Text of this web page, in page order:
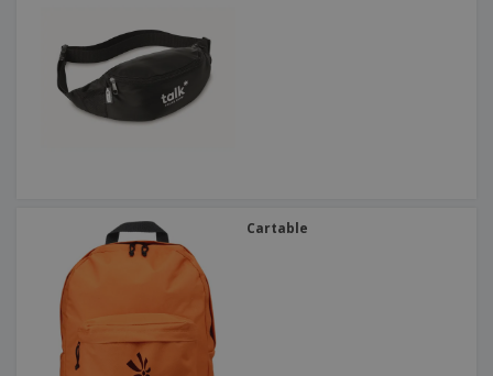
Cartable